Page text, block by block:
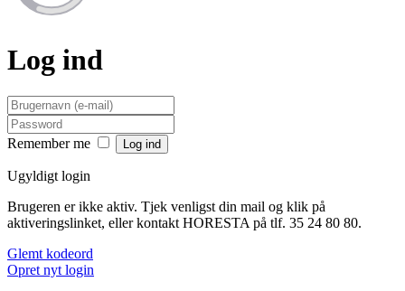
Log ind
Remember me
Ugyldigt login
Brugeren er ikke aktiv. Tjek venligst din mail og klik på
aktiveringslinket, eller kontakt HORESTA på tlf. 35 24 80 80.
Glemt kodeord
Opret nyt login